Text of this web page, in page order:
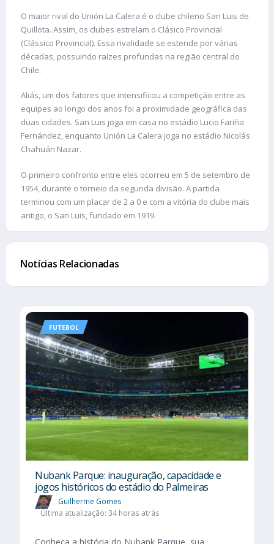
O maior rival do Unión La Calera é o clube chileno San Luis de
Quillota. Assim, os clubes estrelam o Clásico Provincial
(Clássico Provincial). Essa rivalidade se estende por várias
décadas, possuindo raízes profundas na região central do
Chile.
Aliás, um dos fatores que intensificou a competição entre as
equipes ao longo dos anos foi a proximidade geográfica das
duas cidades. San Luis joga em casa no estádio Lucio Fariña
Fernández, enquanto Unión La Calera joga no estádio Nicolás
Chahuán Nazar.
O primeiro confronto entre eles ocorreu em 5 de setembro de
1954, durante o torneio da segunda divisão. A partida
terminou com um placar de 2 a 0 e com a vitória do clube mais
antigo, o San Luis, fundado em 1919.
Notícias Relacionadas
FUTEBOL
Nubank Parque: inauguração, capacidade e
jogos históricos do estádio do Palmeiras
Guilherme Gomes
Última atualização: 34 horas atrás